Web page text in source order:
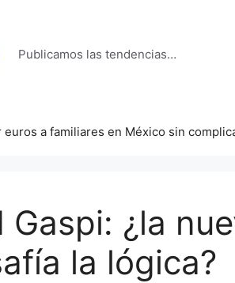
Publicamos las tendencias…
euros a familiares en México sin
Gaspi: ¿la
la lógica?